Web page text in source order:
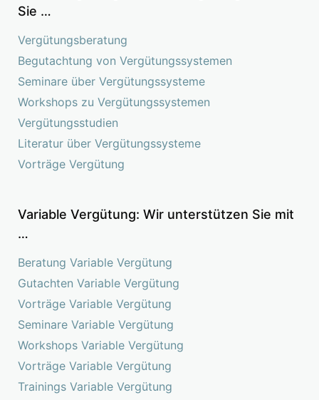
Sie …
Vergütungsberatung
Begutachtung von Vergütungssystemen
Seminare über Vergütungssysteme
Workshops zu Vergütungssystemen
Vergütungsstudien
Literatur über Vergütungssysteme
Vorträge Vergütung
Variable Vergütung: Wir unterstützen Sie mit
…
Beratung Variable Vergütung
Gutachten Variable Vergütung
Vorträge Variable Vergütung
Seminare Variable Vergütung
Workshops Variable Vergütung
Vorträge Variable Vergütung
Trainings Variable Vergütung